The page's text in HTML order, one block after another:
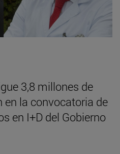
3,8 millones de
en la convocatoria de
en I+D del Gobierno